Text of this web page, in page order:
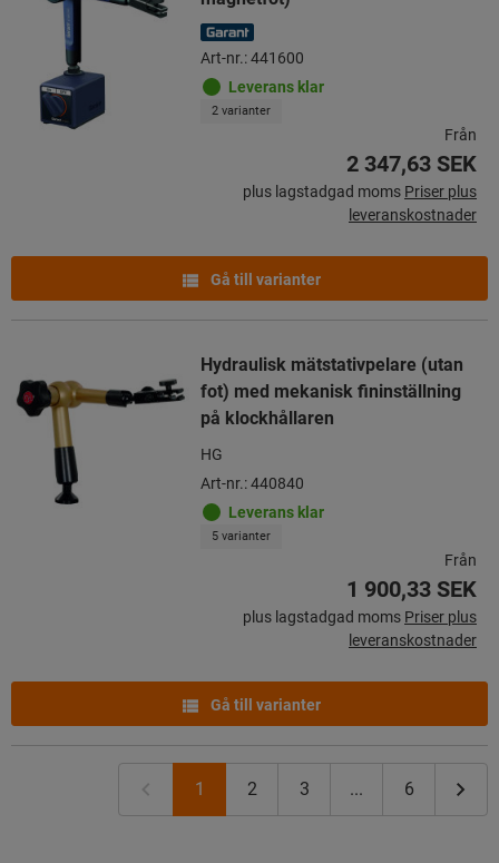
Art-nr.: 441600
Leverans klar
2 varianter
Från
2 347,63 SEK
plus lagstadgad moms Priser plus
leveranskostnader
Gå till varianter
Hydraulisk mätstativpelare (utan
fot) med mekanisk fininställning
på klockhållaren
HG
Art-nr.: 440840
Leverans klar
5 varianter
Från
1 900,33 SEK
plus lagstadgad moms Priser plus
leveranskostnader
Gå till varianter
1 2 3 ... 6